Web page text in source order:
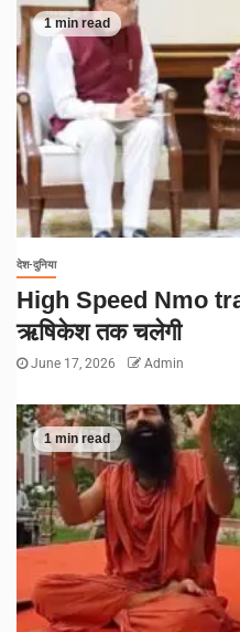
1 min read
देश-दुनिया
High Speed Nmo
ऋषिकेश तक चलेगी
June 17, 2026 Admin
1 min read